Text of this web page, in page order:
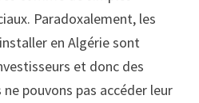
Paradoxalement, les
en Algérie sont
et donc des
pouvons pas accéder leur